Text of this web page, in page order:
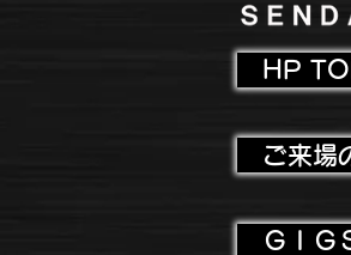
HP
ご来場
ＧＩＧ